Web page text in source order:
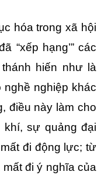
hóa trong xã hội
“xếp hạng’” các
hiến như là
nghiệp khác
điều này làm cho
khí, sự quảng đại
đi động lực; từ
đi ý nghĩa của